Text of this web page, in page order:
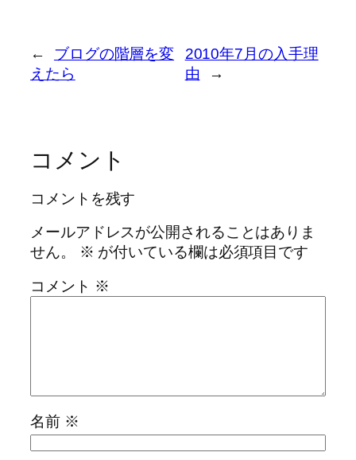
←
ブログの階層を変
えたら
2010年7月の入手理
由
→
コメント
コメントを残す
メールアドレスが公開されることはありま
せん。
※ が付いている欄は必須項目です
コメント ※
名前 ※